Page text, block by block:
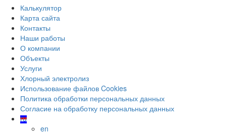
Калькулятор
Карта сайта
Контакты
Наши работы
О компании
Объекты
Услуги
Хлорный электролиз
Использование файлов Cookies
Политика обработки персональных данных
Согласие на обработку персональных данных
ru
en